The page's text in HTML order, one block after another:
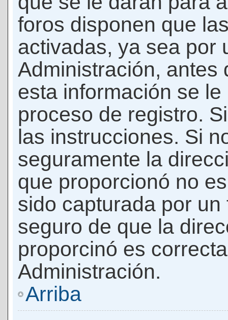
foros disponen que
activadas, ya sea por
Administración, antes
esta información se
proceso de registro.
las instrucciones. Si
seguramente la
que proporcionó no
sido capturada por
seguro de que la
proporcinó es
Administración.
Arriba